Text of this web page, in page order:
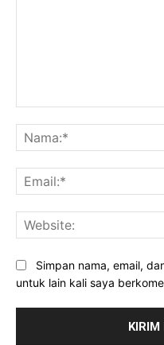
Simpan nama, email,
untuk lain kali saya